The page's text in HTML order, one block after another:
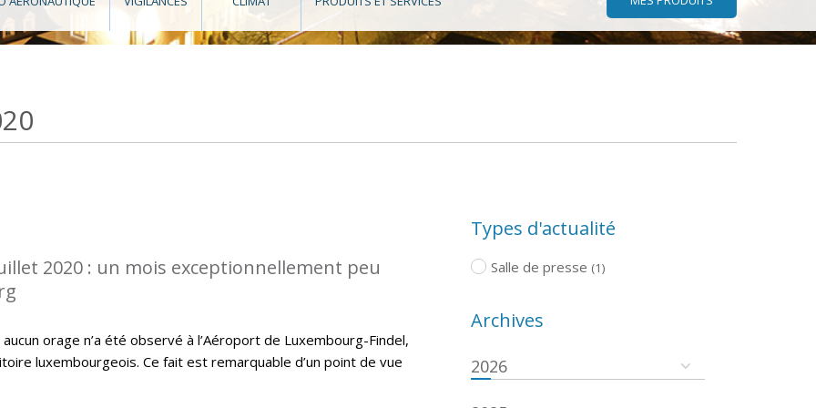
2020 : un mois exceptionnellement peu
orage n’a été observé à l’Aéroport de Luxembourg-Findel,
luxembourgeois. Ce fait est remarquable d’un point de vue
Types d'actualité
Salle de presse (1)
Archives
2026